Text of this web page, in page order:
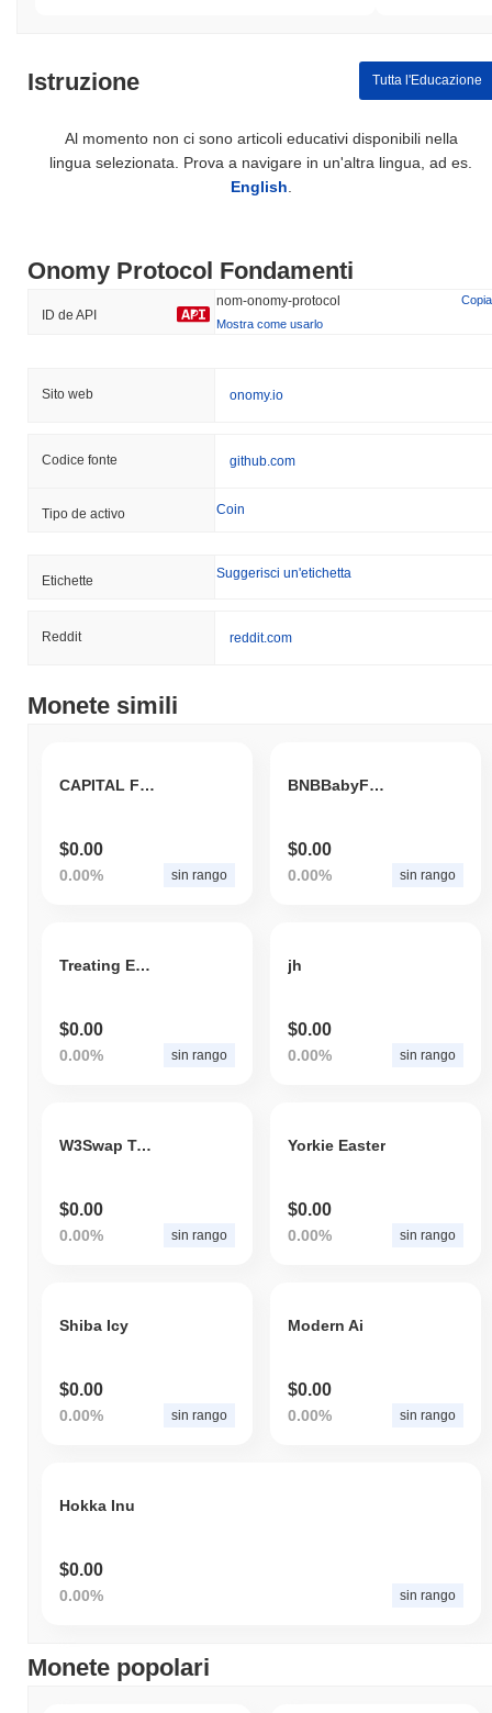
Istruzione Tutta l'Educazione
Al momento non ci sono articoli educativi disponibili nella
lingua selezionata. Prova a navigare in un'altra lingua, ad es.
English
Onomy Protocol Fondamenti
ID de API
nom-onomy-protocol
Copia
Mostra come usarlo
Sito web onomy.io
Codice fonte github.com
Tipo de activo Coin
Etichette Suggerisci un'etichetta
Reddit reddit.com
Monete simili
CAPITAL FUND TOKEN
$0.00
0.00% sin rango
BNBBabyFloki
$0.00
0.00% sin rango
Treating Everyone Equally
$0.00
0.00% sin rango
jh
$0.00
0.00% sin rango
W3Swap Token
$0.00
0.00% sin rango
Yorkie Easter
$0.00
0.00% sin rango
Shiba Icy
$0.00
0.00% sin rango
Modern Ai
$0.00
0.00% sin rango
Hokka Inu
$0.00
0.00% sin rango
Monete popolari